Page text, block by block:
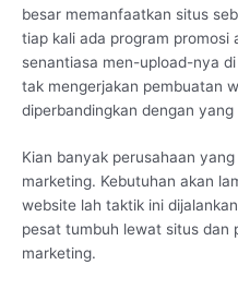
besar memanfaatkan situs
tiap kali ada program promosi
senantiasa men-upload-nya
tak mengerjakan pembuatan
diperbandingkan dengan
Kian banyak perusahaan
marketing. Kebutuhan akan
website lah taktik ini
pesat tumbuh lewat situs dan
marketing.